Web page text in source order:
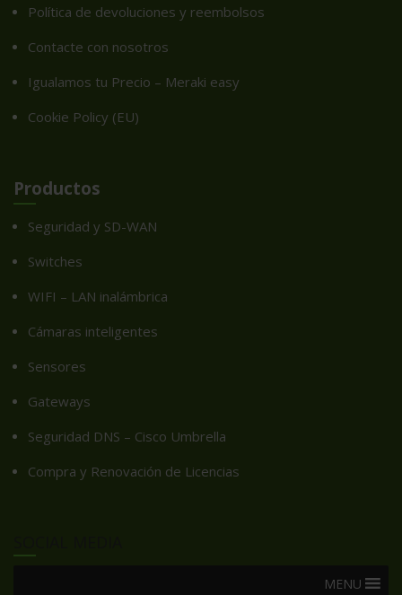
Política de devoluciones y reembolsos
Contacte con nosotros
Igualamos tu Precio – Meraki easy
Cookie Policy (EU)
Productos
Seguridad y SD-WAN
Switches
WIFI – LAN inalámbrica
Cámaras inteligentes
Sensores
Gateways
Seguridad DNS – Cisco Umbrella
Compra y Renovación de Licencias
MENU